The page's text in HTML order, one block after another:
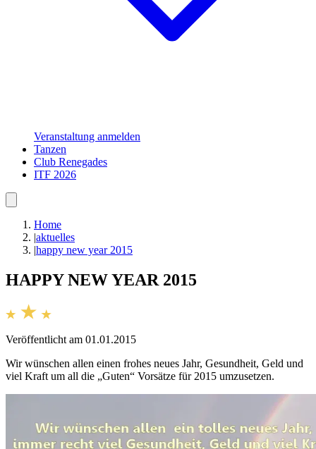
Veranstaltung anmelden
Tanzen
Club Renegades
ITF 2026
Home
|aktuelles
|happy new year 2015
HAPPY NEW YEAR 2015
Veröffentlicht am 01.01.2015
Wir wünschen allen einen frohes neues Jahr, Gesundheit, Geld und
viel Kraft um all die „Guten“ Vorsätze für 2015 umzusetzen.